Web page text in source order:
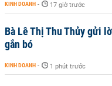
KINH DOANH - 17 giờ trước
Bà Lê Thị Thu Thủy gửi
gắn bó
KINH DOANH - 1 phút trước